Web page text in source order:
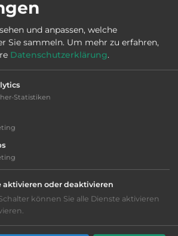
Fläche:
Ostern bis Nov.
Ötzimuseum
und anpassen, welche
Sie sammeln. Um mehr zu erfahren,
Datenschutzerklärung.
Statistiken
aktivieren oder deaktivieren
können Sie alle Dienste aktivieren